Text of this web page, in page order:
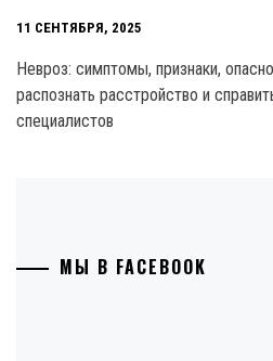
11 СЕНТЯБРЯ, 2025
Невроз: симптомы, признаки,
распознать расстройство и
специалистов
МЫ В FACEBOOK